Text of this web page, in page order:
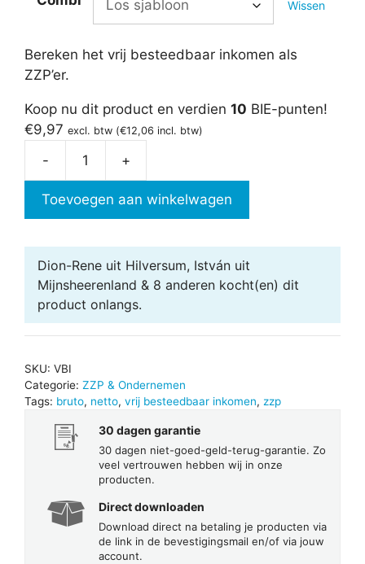
Wissen
Bereken het vrij besteedbaar inkomen als
ZZP’er.
Koop nu dit product en verdien 10 BIE-punten!
€9,97 excl. btw (€12,06 incl. btw)
-
inkomen
aantal
+
Toevoegen aan winkelwagen
Dion-Rene uit Hilversum, István uit
Mijnsheerenland & 8 anderen kocht(en) dit
product onlangs.
SKU: VBI
Categorie: ZZP & Ondernemen
Tags: bruto, netto, vrij besteedbaar inkomen, zzp
30 dagen garantie
30 dagen niet-goed-geld-terug-garantie. Zo
veel vertrouwen hebben wij in onze
producten.
Direct downloaden
Download direct na betaling je producten via
de link in de bevestigingsmail en/of via jouw
account.